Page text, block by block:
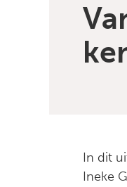
In dit
Ineke